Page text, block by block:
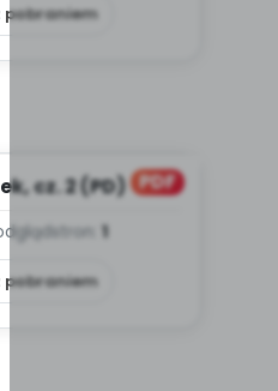
pobraniem
PDF
cz. 2 (PD)
stron: 1
pobraniem